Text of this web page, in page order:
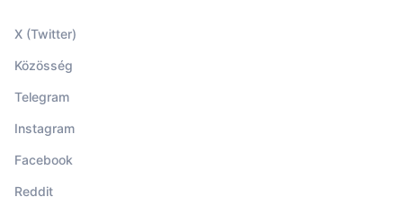
X (Twitter)
Közösség
Telegram
Instagram
Facebook
Reddit